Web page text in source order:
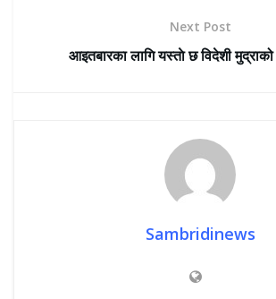
Next Post
आइतबारका लागि यस्ताे छ विदेशी
Sambridinews